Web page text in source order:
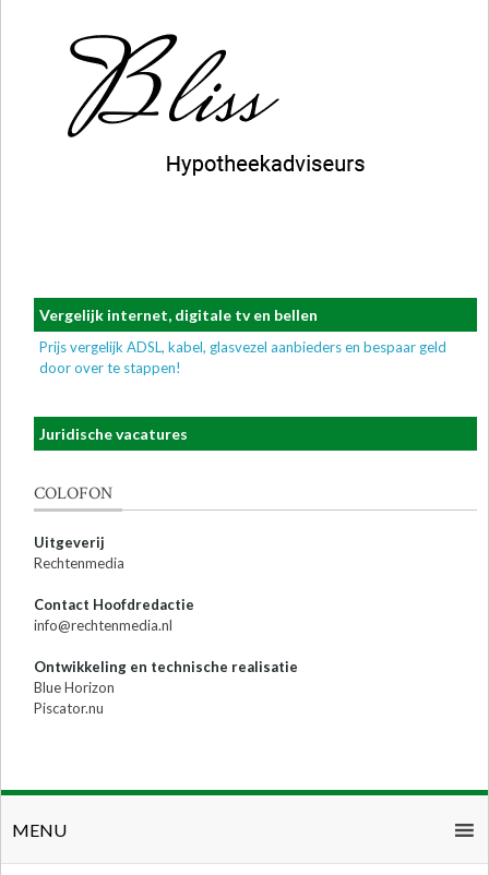
Vergelijk internet, digitale tv en bellen
Prijs vergelijk ADSL, kabel, glasvezel aanbieders en bespaar geld
door over te stappen!
Juridische vacatures
COLOFON
Uitgeverij
Rechtenmedia
Contact Hoofdredactie
info@rechtenmedia.nl
Ontwikkeling en technische realisatie
Blue Horizon
Piscator.nu
MENU